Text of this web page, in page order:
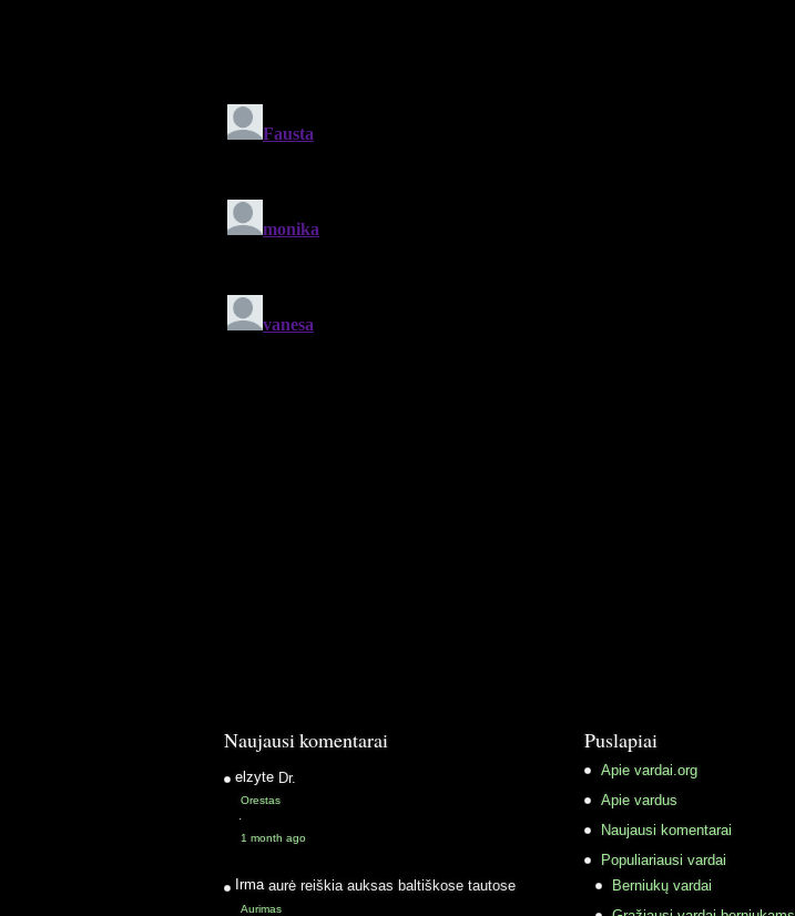
Naujausi komentarai
elzyte Dr.
Orestas
·
1 month ago
Irma aurė reiškia auksas baltiškose tautose
Aurimas
Puslapiai
Apie vardai.org
Apie vardus
Naujausi komentarai
Populiariausi vardai
Berniukų vardai